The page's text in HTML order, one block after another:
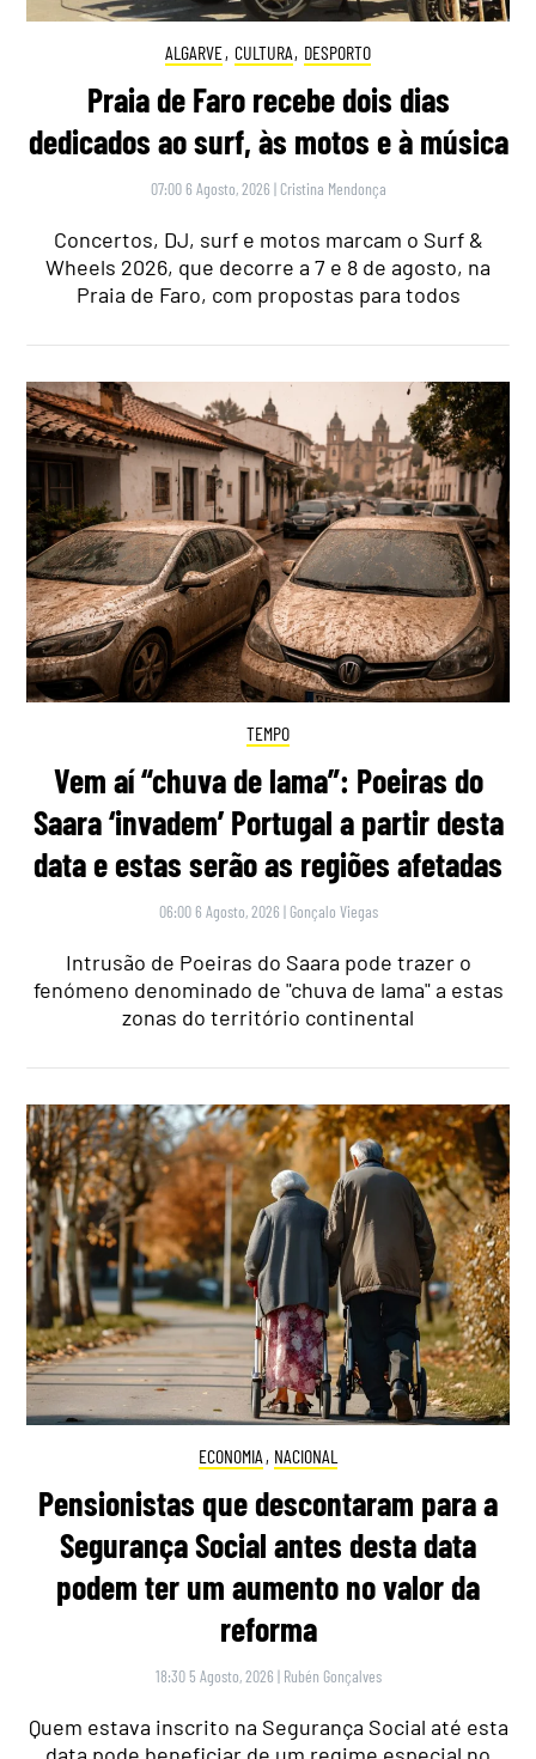
ALGARVE, CULTURA, DESPORTO
Praia de Faro recebe dois dias
dedicados ao surf, às motos e à música
07:00 6 Agosto, 2026 | Cristina Mendonça
Concertos, DJ, surf e motos marcam o Surf &
Wheels 2026, que decorre a 7 e 8 de agosto, na
Praia de Faro, com propostas para todos
TEMPO
Vem aí “chuva de lama”: Poeiras do
Saara ‘invadem’ Portugal a partir desta
data e estas serão as regiões afetadas
06:00 6 Agosto, 2026 | Gonçalo Viegas
Intrusão de Poeiras do Saara pode trazer o
fenómeno denominado de "chuva de lama" a estas
zonas do território continental
ECONOMIA , NACIONAL
Pensionistas que descontaram para a
Segurança Social antes desta data
podem ter um aumento no valor da
reforma
18:30 5 Agosto, 2026 | Rubén Gonçalves
Quem estava inscrito na Segurança Social até esta